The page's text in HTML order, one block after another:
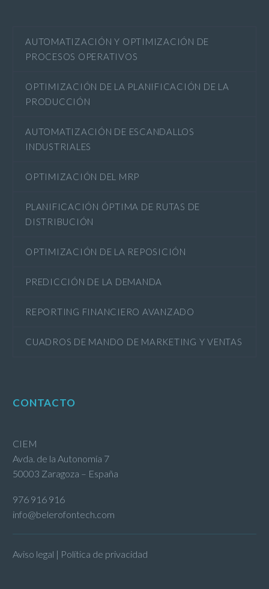
AUTOMATIZACIÓN Y OPTIMIZACIÓN DE
PROCESOS OPERATIVOS
OPTIMIZACIÓN DE LA PLANIFICACIÓN DE LA
PRODUCCIÓN
AUTOMATIZACIÓN DE ESCANDALLOS
INDUSTRIALES
OPTIMIZACIÓN DEL MRP
PLANIFICACIÓN ÓPTIMA DE RUTAS DE
DISTRIBUCIÓN
OPTIMIZACIÓN DE LA REPOSICIÓN
PREDICCIÓN DE LA DEMANDA
REPORTING FINANCIERO AVANZADO
CUADROS DE MANDO DE MARKETING Y VENTAS
CONTACTO
CIEM
Avda. de la Autonomía 7
50003 Zaragoza – España
976 916 916
info@belerofontech.com
Aviso legal | Política de privacidad